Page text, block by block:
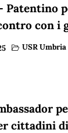
Patentino
con i
USR Umbria
cittadini